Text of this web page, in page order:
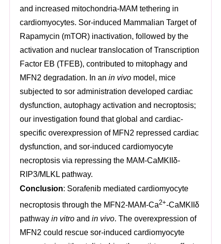
and increased mitochondria-MAM tethering in
cardiomyocytes. Sor-induced Mammalian Target of
Rapamycin (mTOR) inactivation, followed by the
activation and nuclear translocation of Transcription
Factor EB (TFEB), contributed to mitophagy and
MFN2 degradation. In an in vivo model, mice
subjected to sor administration developed cardiac
dysfunction, autophagy activation and necroptosis;
our investigation found that global and cardiac-
specific overexpression of MFN2 repressed cardiac
dysfunction, and sor-induced cardiomyocyte
necroptosis via repressing the MAM-CaMKIIδ-
RIP3/MLKL pathway.
Conclusion: Sorafenib mediated cardiomyocyte
necroptosis through the MFN2-MAM-Ca2+-CaMKIIδ
pathwayin vitro andin vivo. The overexpression of
MFN2 could rescue sor-induced cardiomyocyte